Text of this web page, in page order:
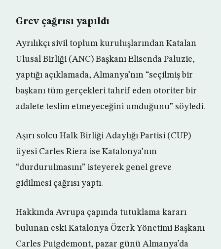
Grev çağrısı yapıldı
Ayrılıkçı sivil toplum kuruluşlarından Katalan
Ulusal Birliği (ANC) Başkanı Elisenda Paluzie,
yaptığı açıklamada, Almanya’nın “seçilmiş bir
başkanı tüm gerçekleri tahrif eden otoriter bir
adalete teslim etmeyeceğini umduğunu” söyledi.
Aşırı solcu Halk Birliği Adaylığı Partisi (CUP)
üyesi Carles Riera ise Katalonya’nın
“durdurulmasını” isteyerek genel greve
gidilmesi çağrısı yaptı.
Hakkında Avrupa çapında tutuklama kararı
bulunan eski Katalonya Özerk Yönetimi Başkanı
Carles Puigdemont, pazar günü Almanya’da